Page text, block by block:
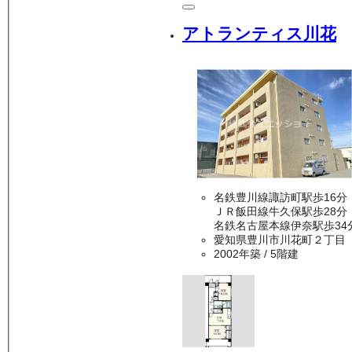
アトランティス川花
名鉄豊川線諏訪町駅歩16分
ＪＲ飯田線牛久保駅歩28分
名鉄名古屋本線伊奈駅歩34
愛知県豊川市川花町２丁目
2002年築 / 5階建